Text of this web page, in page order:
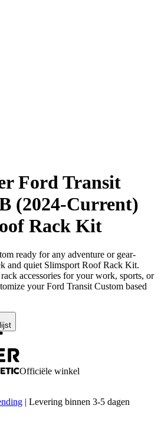
Ford Transit
(2024-Current)
Rack Kit
ready for any adventure or gear-
and quiet Slimsport Roof Rack Kit.
accessories for your work, sports, or
your Ford Transit Custom based
Officiële winkel
| Levering binnen 3-5 dagen